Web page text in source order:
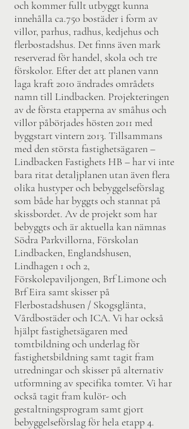
och kommer fullt utbyggt kunna
innehålla ca.750 bostäder i form av
villor, parhus, radhus, kedjehus och
flerbostadshus. Det finns även mark
reserverad för handel, skola och tre
förskolor. Efter det att planen vann
laga kraft 2010 ändrades områdets
namn till Lindbacken. Projekteringen
av de första etapperna av småhus och
villor påbörjades hösten 2011 med
byggstart vintern 2013. Tillsammans
med den största fastighetsägaren –
Lindbacken Fastighets HB – har vi inte
bara ritat detaljplanen utan även flera
olika hustyper och bebyggelseförslag
som både har byggts och stannat på
skissbordet. Av de projekt som har
bebyggts och är aktuella kan nämnas
Södra Parkvillorna, Förskolan
Lindbacken, Englandshusen,
Lindhagen 1 och 2,
Förskolepaviljongen, Brf Limone och
Brf Eira samt skisser på
Flerbostadshusen / Skogsglänta,
Vårdbostäder och ICA. Vi har också
hjälpt fastighetsägaren med
tomtbildning och underlag för
fastighetsbildning samt tagit fram
utredningar och skisser på alternativ
utformning av specifika tomter. Vi har
också tagit fram kulör- och
gestaltningsprogram samt gjort
bebyggelseförslag för hela etapp 4.